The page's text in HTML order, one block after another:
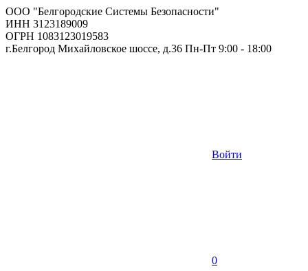
ООО "Белгородские Системы Безопасности"
ИНН 3123189009
ОГРН 1083123019583
г.Белгород Михайловское шоссе, д.36 Пн-Пт 9:00 - 18:00
Войти
0